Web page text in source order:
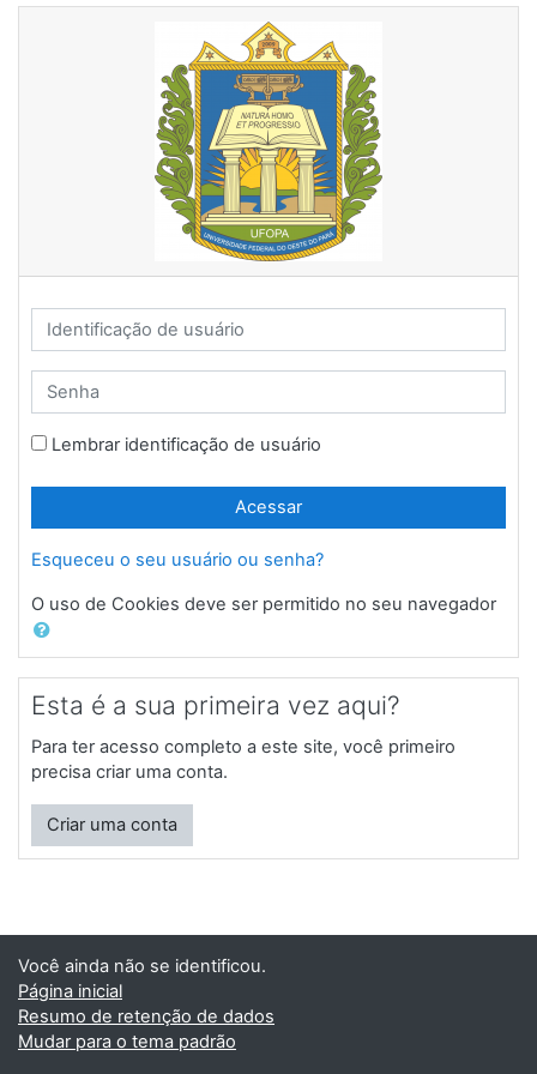
Ir para o conteúdo principal
Identificação de usuário
Senha
Lembrar identificação de usuário
Acessar
Esqueceu o seu usuário ou senha?
O uso de Cookies deve ser permitido no seu navegador
Esta é a sua primeira vez aqui?
Para ter acesso completo a este site, você primeiro
precisa criar uma conta.
Criar uma conta
Você ainda não se identificou.
Página inicial
Resumo de retenção de dados
Mudar para o tema padrão